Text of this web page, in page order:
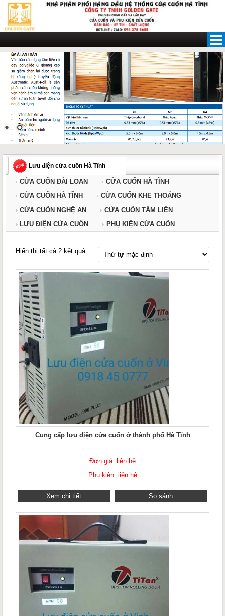
Skip
content
Lưu điện cửa cuốn Hà Tĩnh
CỬA CUỐN ĐÀI LOAN
CỬA CUỐN HÀ TĨNH
CỬA CUỐN HÀ TĨNH
CỬA CUỐN KHE THOÁNG
CỬA CUỐN NGHỆ AN
CỬA CUỐN TẤM LIỀN
LƯU ĐIỆN CỬA CUỐN
PHỤ KIỆN CỬA CUỐN
Hiển thị tất cả 2 kết quả
Cung cấp lưu điện cửa cuốn ở thành phố Hà Tĩnh
Đơn giá: liên hệ
Phụ kiện: liên hệ
Xem chi tiết So sánh